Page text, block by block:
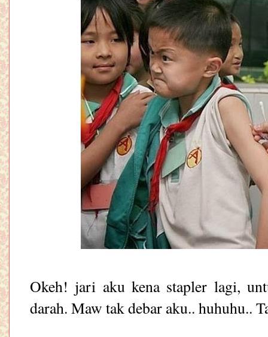
Okeh! jari aku kena stapler lagi,
darah. Maw tak debar aku.. huhuhu..